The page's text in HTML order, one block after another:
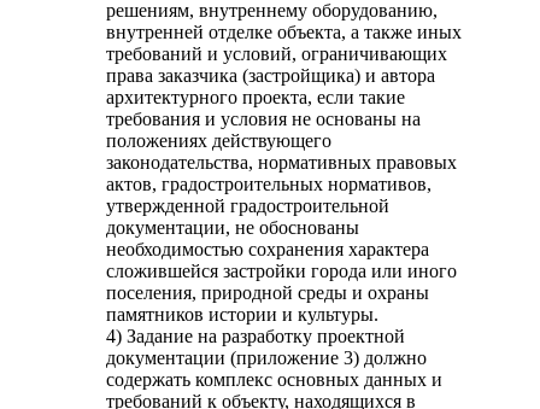
решениям, внутреннему оборудованию,
внутренней отделке объекта, а также иных
требований и условий, ограничивающих
права заказчика (застройщика) и автора
архитектурного проекта, если такие
требования и условия не основаны на
положениях действующего
законодательства, нормативных правовых
актов, градостроительных нормативов,
утвержденной градостроительной
документации, не обоснованы
необходимостью сохранения характера
сложившейся застройки города или иного
поселения, природной среды и охраны
памятников истории и культуры.
4) Задание на разработку проектной
документации (приложение 3) должно
содержать комплекс основных данных и
требований к объекту, находящихся в